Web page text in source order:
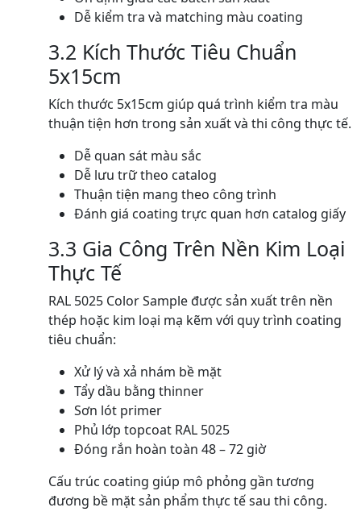
Dễ kiểm tra và matching màu coating
3.2 Kích Thước Tiêu Chuẩn
5x15cm
Kích thước 5x15cm giúp quá trình kiểm tra màu
thuận tiện hơn trong sản xuất và thi công thực tế.
Dễ quan sát màu sắc
Dễ lưu trữ theo catalog
Thuận tiện mang theo công trình
Đánh giá coating trực quan hơn catalog giấy
3.3 Gia Công Trên Nền Kim Loại
Thực Tế
RAL 5025 Color Sample được sản xuất trên nền
thép hoặc kim loại mạ kẽm với quy trình coating
tiêu chuẩn:
Xử lý và xả nhám bề mặt
Tẩy dầu bằng thinner
Sơn lót primer
Phủ lớp topcoat RAL 5025
Đóng rắn hoàn toàn 48 – 72 giờ
Cấu trúc coating giúp mô phỏng gần tương
đương bề mặt sản phẩm thực tế sau thi công.